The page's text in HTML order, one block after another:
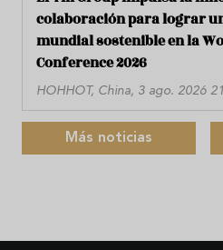
colaboración para lograr
mundial sostenible en la
Conference 2026
HOHHOT, China, 3 ago. 2026
Más noticias